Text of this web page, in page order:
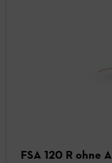
FSA 120 R ohne